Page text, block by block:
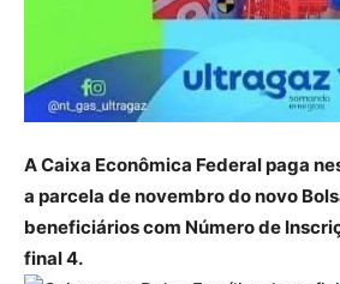
A Caixa Econômica Federal paga
a parcela de novembro do novo
beneficiários com Número de
final 4.